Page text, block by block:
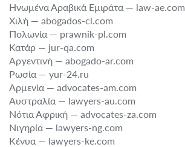
Ηνωμένα Αραβικά Εμιράτα — law-ae.com
Χιλή — abogados-cl.com
Πολωνία — prawnik-pl.com
Κατάρ — jur-qa.com
Αργεντινή — abogado-ar.com
Ρωσία — yur-24.ru
Αρμενία — advocates-am.com
Αυστραλία — lawyers-au.com
Νότια Αφρική — advocates-za.com
Νιγηρία — lawyers-ng.com
Κένυα — lawyers-ke.com